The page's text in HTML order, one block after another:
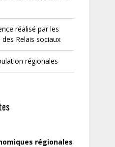
réalisé par les
Relais sociaux
régionales
régionales